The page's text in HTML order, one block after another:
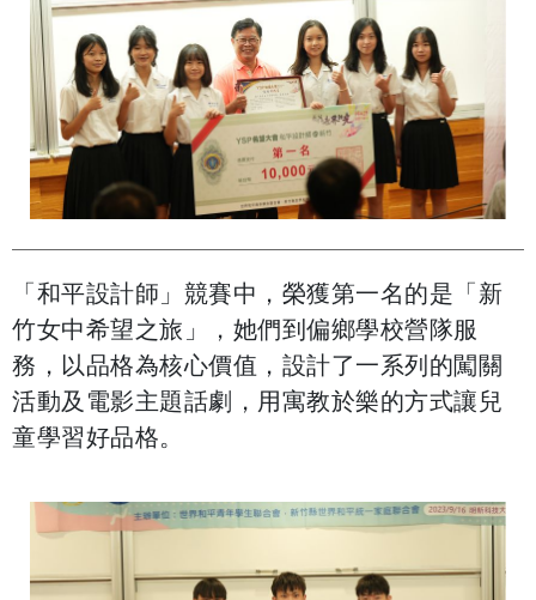
「和平設計師」競賽中，榮獲第一名的是「新
竹女中希望之旅」，她們到偏鄉學校營隊服
務，以品格為核心價值，設計了一系列的闖關
活動及電影主題話劇，用寓教於樂的方式讓兒
童學習好品格。